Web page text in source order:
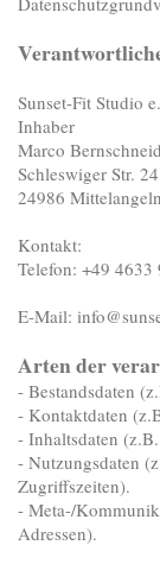
Sunset-Fit Studio
Inhaber
Marco
Schleswiger Str. 24
24986 Mittelangeln
Kontakt:
Telefon: +49 4633
E-Mail:
Arten der
- Bestandsdaten
- Kontaktdaten
- Inhaltsdaten
- Nutzungsdaten
Zugriffszeiten).
- Meta-/
Adressen).